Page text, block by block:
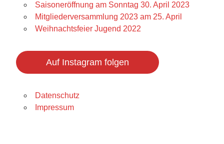
Saisoneröffnung am Sonntag 30. April 2023
Mitgliederversammlung 2023 am 25. April
Weihnachtsfeier Jugend 2022
Auf Instagram folgen
Datenschutz
Impressum